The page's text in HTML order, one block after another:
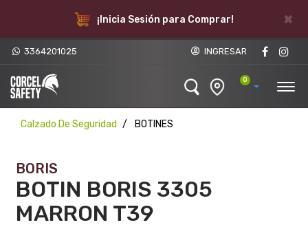
×
¡Inicia Sesión para Comprar!
3364201025 INGRESAR
0
Calzado De Seguridad BOTINES
BORIS
BOTIN BORIS 3305
MARRON T39